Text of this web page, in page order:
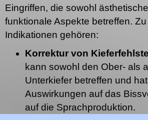
Eingriffen, die sowohl
funktionale Aspekte betreffen.
Indikationen gehören:
Korrektur von
kann sowohl den Ober- als
Unterkiefer betreffen und
Auswirkungen auf das
auf die Sprachproduktion.